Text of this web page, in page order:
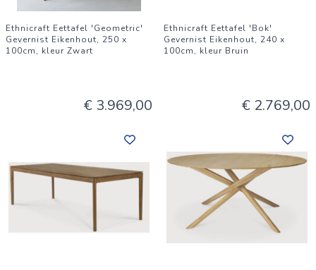
Ethnicraft Eettafel 'Geometric'
Gevernist Eikenhout, 250 x
100cm, kleur Zwart
€ 3.969,00
Ethnicraft Eettafel 'Bok'
Gevernist Eikenhout, 240 x
100cm, kleur Bruin
€ 2.769,00